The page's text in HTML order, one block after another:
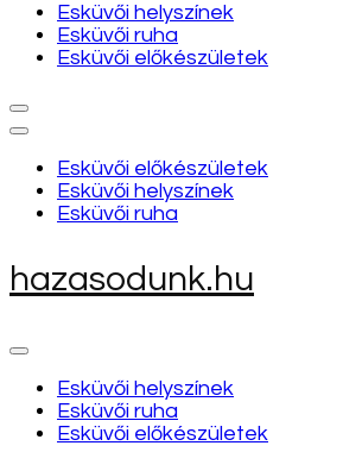
Esküvői helyszínek
Esküvői ruha
Esküvői előkészületek
Esküvői előkészületek
Esküvői helyszínek
Esküvői ruha
hazasodunk.hu
Esküvői helyszínek
Esküvői ruha
Esküvői előkészületek